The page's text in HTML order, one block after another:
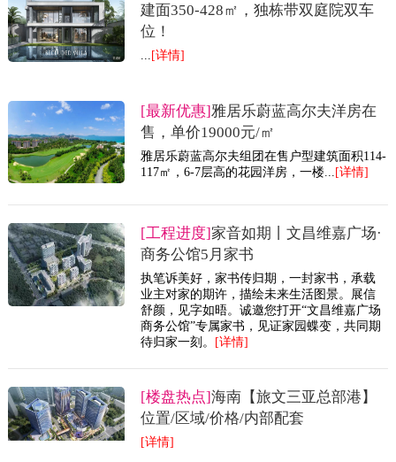
建面350-428㎡，独栋带双庭院双车
位！
... [详情]
[最新优惠]雅居乐蔚蓝高尔夫洋房在
售，单价19000元/㎡
雅居乐蔚蓝高尔夫组团在售户型建筑面积114-
117㎡，6-7层高的花园洋房，一楼... [详情]
[工程进度] 家音如期丨文昌维嘉广场·
商务公馆5月家书
执笔诉美好，家书传归期，一封家书，承载
业主对家的期许，描绘未来生活图景。展信
舒颜，见字如晤。诚邀您打开“文昌维嘉广场
商务公馆”专属家书，见证家园蝶变，共同期
待归家一刻。
[详情]
[楼盘热点]海南【旅文三亚总部港】
位置/区域/价格/内部配套
[详情]